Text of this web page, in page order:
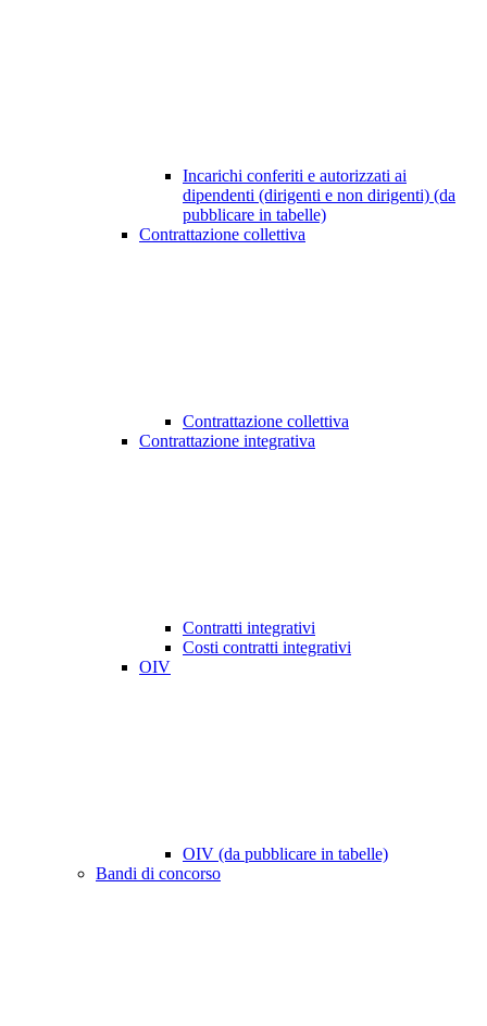
Incarichi conferiti e autorizzati ai
dipendenti (dirigenti e non dirigenti) (da
pubblicare in tabelle)
Contrattazione collettiva
Contrattazione collettiva
Contrattazione integrativa
Contratti integrativi
Costi contratti integrativi
OIV
OIV (da pubblicare in tabelle)
Bandi di concorso